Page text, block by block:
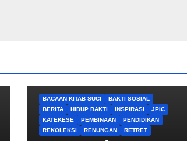
BACAAN KITAB SUCI
BAKTI SOSIAL
BERITA
HIDUP BAKTI INSPIRASI
JPIC
KATEKESE
PEMBINAAN
PENDIDIKAN
REKOLEKSI
RENUNGAN RETRET